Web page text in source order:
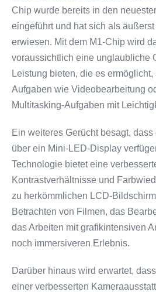
Chip wurde bereits in den
eingeführt und hat sich als
erwiesen. Mit dem M1-Chip wird
voraussichtlich eine unglaubliche
Leistung bieten, die es
Aufgaben wie Videobearbeitung
Multitasking-Aufgaben mit
Ein weiteres Gerücht besagt,
über ein Mini-LED-Display
Technologie bietet eine
Kontrastverhältnisse und
zu herkömmlichen LCD-
Betrachten von Filmen, das
das Arbeiten mit grafikintensiven
noch immersiveren Erlebnis.
Darüber hinaus wird erwartet,
einer verbesserten